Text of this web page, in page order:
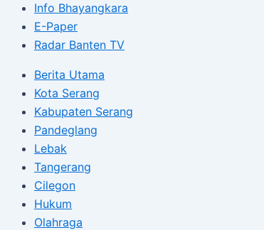
Info Bhayangkara
E-Paper
Radar Banten TV
Berita Utama
Kota Serang
Kabupaten Serang
Pandeglang
Lebak
Tangerang
Cilegon
Hukum
Olahraga